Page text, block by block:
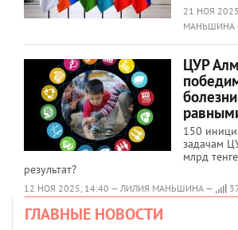
21 НОЯ
МАНЬШИНА
ЦУР
150
задачам
млрд
результат?
12 НОЯ 2025, 14:40 — ЛИЛИЯ МАНЬШИНА —
ГЛАВНЫЕ НОВОСТИ